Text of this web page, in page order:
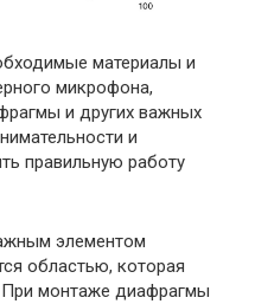
материалы и
микрофона,
и других важных
и
правильную работу
элементом
областью, которая
При монтаже диафрагмы